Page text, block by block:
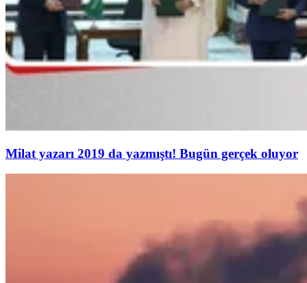
Milat yazarı 2019 da yazmıştı! Bugün gerçek oluyor